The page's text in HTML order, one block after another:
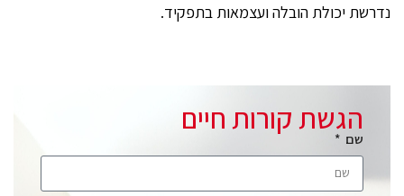
נדרשת יכולת הובלה ועצמאות בתפקיד.
הגשת קורות חיים
שם